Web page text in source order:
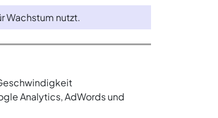
Wachstum nutzt.
Analytics, AdWords und